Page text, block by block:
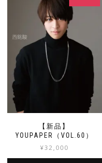
【新品】
YOUPAPER（VOL.60）
¥32,000